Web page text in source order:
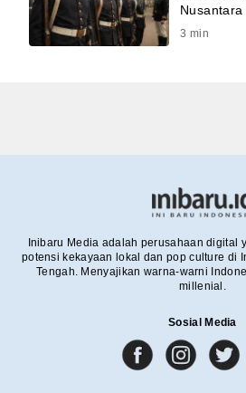
Nusantara
3 min
Inibaru Media adalah perusahaan digital
potensi kekayaan lokal dan pop culture di
Tengah. Menyajikan warna-warni
millenial.
Sosial Media